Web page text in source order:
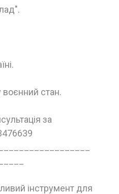
стан.
за
інструмент для